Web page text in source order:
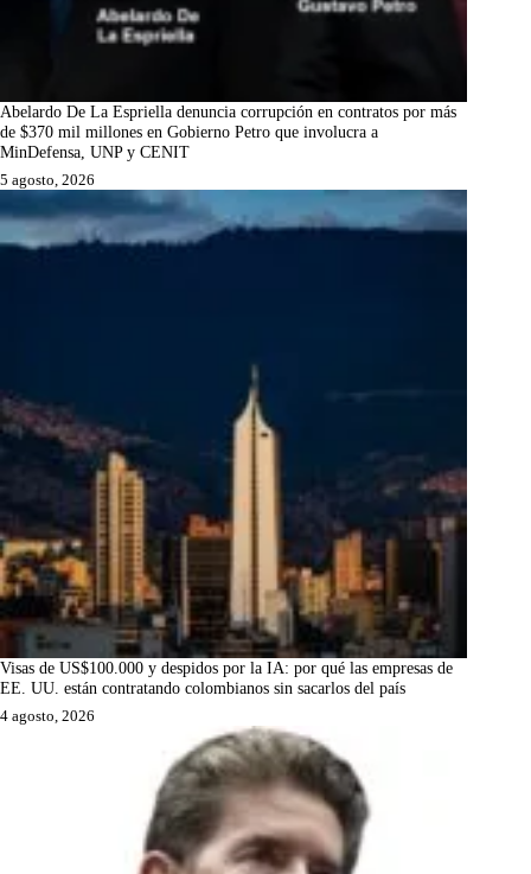
Abelardo De La Espriella denuncia corrupción en contratos por más
de $370 mil millones en Gobierno Petro que involucra a
MinDefensa, UNP y CENIT
5 agosto, 2026
Visas de US$100.000 y despidos por la IA: por qué las empresas de
EE. UU. están contratando colombianos sin sacarlos del país
4 agosto, 2026